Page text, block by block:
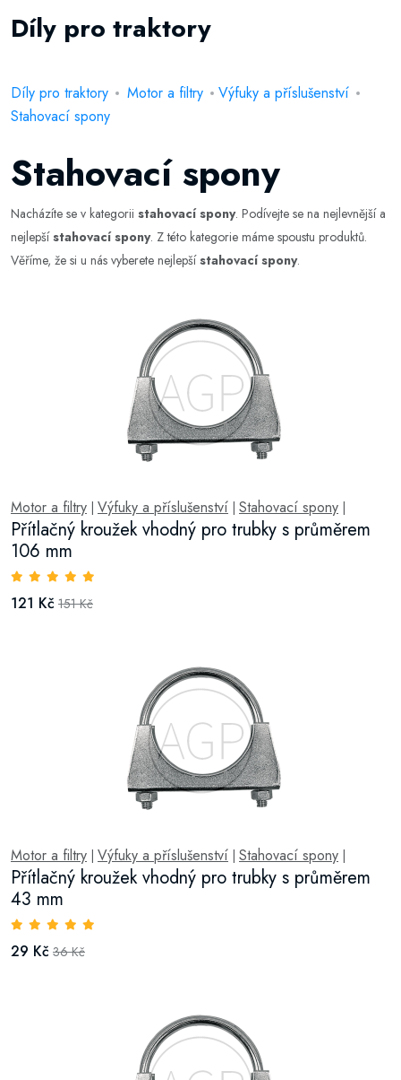
Díly pro traktory
Díly pro traktory Motor a filtry
Výfuky a příslušenství
Stahovací spony
Stahovací spony
Nacházíte se v kategorii stahovací spony. Podívejte se na nejlevnější a
nejlepšístahovací spony. Z této kategorie máme spoustu produktů.
Věříme, že si u nás vyberete nejlepšístahovací spony.
Motor a filtry Výfuky a příslušenství Stahovací spony
Přítlačný kroužek vhodný pro trubky s průměrem
106 mm
121 Kč 151 Kč
Motor a filtry Výfuky a příslušenství Stahovací spony
Přítlačný kroužek vhodný pro trubky s průměrem
43 mm
29 Kč 36 Kč